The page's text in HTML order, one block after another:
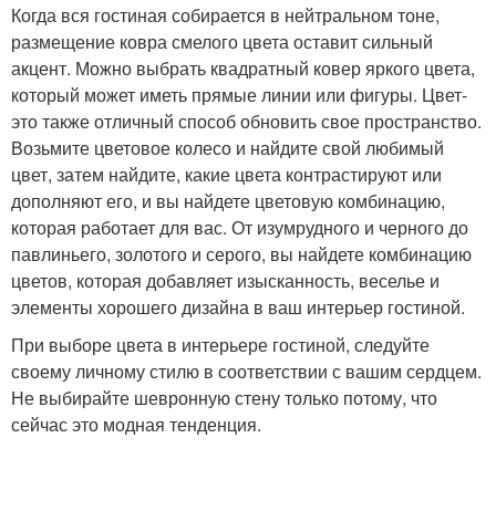
Когда вся гостиная собирается в нейтральном тоне,
размещение ковра смелого цвета оставит сильный
акцент. Можно выбрать квадратный ковер яркого цвета,
который может иметь прямые линии или фигуры. Цвет-
это также отличный способ обновить свое пространство.
Возьмите цветовое колесо и найдите свой любимый
цвет, затем найдите, какие цвета контрастируют или
дополняют его, и вы найдете цветовую комбинацию,
которая работает для вас. От изумрудного и черного до
павлиньего, золотого и серого, вы найдете комбинацию
цветов, которая добавляет изысканность, веселье и
элементы хорошего дизайна в ваш интерьер гостиной.
При выборе цвета в интерьере гостиной, следуйте
своему личному стилю в соответствии с вашим сердцем.
Не выбирайте шевронную стену только потому, что
сейчас это модная тенденция.